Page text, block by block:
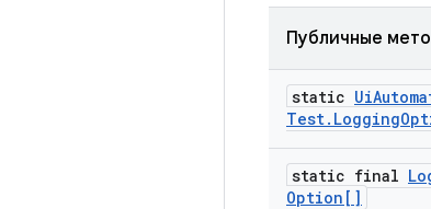
Публичные
static Ui
Test. Logging
static final
Option[]